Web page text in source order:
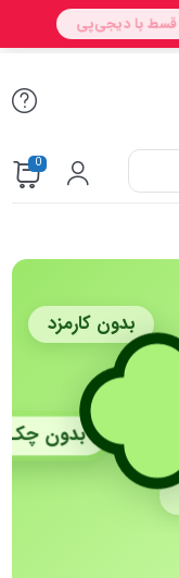
0
بدون کارمزد
بدون چک